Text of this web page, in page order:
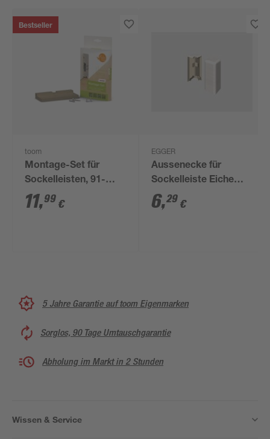
Bestseller
toom
Montage-Set für
Sockelleisten, 91-
teilig
11,99 €
EGGER
Aussenecke für
Sockelleiste Eiche
weiss 2 Stück
6,29 €
5 Jahre Garantie auf toom Eigenmarken
Sorglos, 90 Tage Umtauschgarantie
Abholung im Markt in 2 Stunden
Wissen & Service